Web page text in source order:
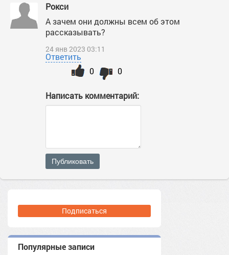
Рокси
А зачем они должны всем об этом
рассказывать?
24 янв 2023 03:11
Ответить
0
0
Написать комментарий:
Публиковать
Подписаться
Популярные записи